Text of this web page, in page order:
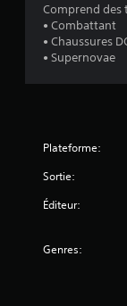
Comprend des
• Combattant
• Chaussures
• Supernovae
Plateforme:
Sortie:
Éditeur:
Genres: